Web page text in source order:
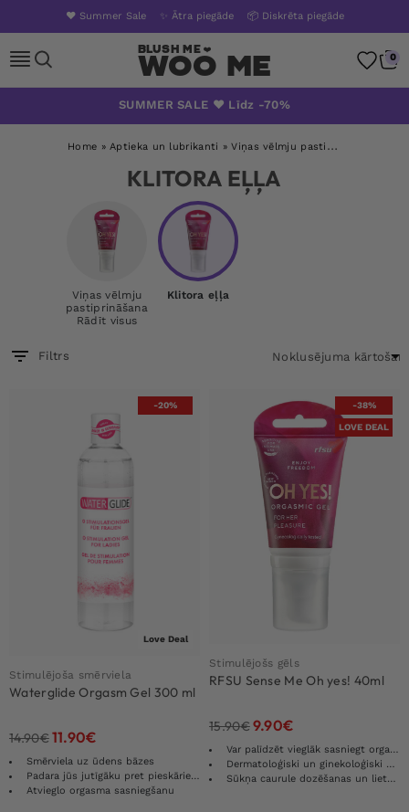
❤️ Summer Sale ✨ Ātra piegāde 📦 Diskrēta piegāde
Woo Me 0
SUMMER SALE ❤️ Līdz -70%
Home »Aptieka un lubrikanti »Viņas vēlmju pastiprināšana
KLITORA EĻĻA
Viņas vēlmju
pastiprināšana
Rādīt visus
Klitora eļļa
Filtrs
-20%
Love Deal
Stimulējoša smērviela
Waterglide Orgasm Gel 300 ml
14.90€11.90€
Smērviela uz ūdens bāzes
Padara jūs jutīgāku pret pieskārienu
Atvieglo orgasma sasniegšanu
-38%
LOVE DEAL
Stimulējošs gēls
RFSU Sense Me Oh yes! 40ml
15.90€9.90€
Var palīdzēt vieglāk sasniegt orgasmu
Dermatoloģiski un ginekoloģiski pārbaudīts
Sūkņa caurule dozēšanas un lietošanas optimizēšanai